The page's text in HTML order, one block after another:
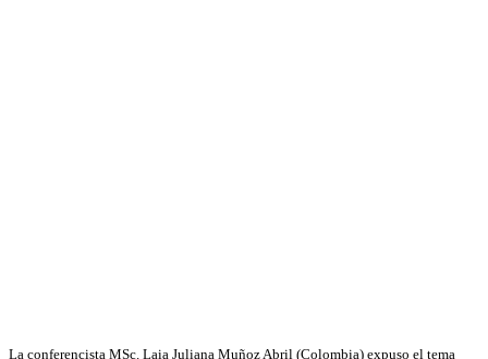
La conferencista MSc. Laia Juliana Muñoz Abril (Colombia) expuso el tema